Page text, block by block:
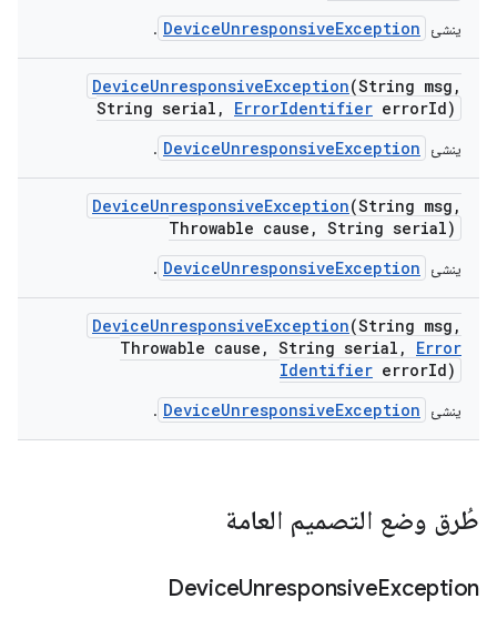
ينشئ DeviceUnresponsiveException
.
DeviceUnresponsiveException(String msg ,
String serial , ErrorIdentifier errorId)
ينشئ DeviceUnresponsiveException
.
DeviceUnresponsiveException(String msg ,
Throwable cause , String serial)
ينشئ DeviceUnresponsiveException
.
DeviceUnresponsiveException(String msg ,
Throwable cause , String serial ,
Error
Identifier errorId)
ينشئ DeviceUnresponsiveException
.
طُرق وضع التصميم العامة
DeviceUnresponsiveException